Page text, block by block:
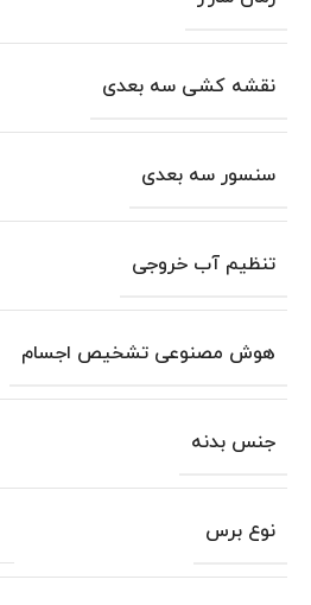
نقشه کشی سه بعدی
سنسور سه بعدی
تنظیم آب خروجی
هوش مصنوعی تشخیص اجسام
جنس بدنه
نوع برس